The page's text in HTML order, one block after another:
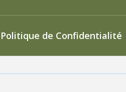
Politique de Confidentialité